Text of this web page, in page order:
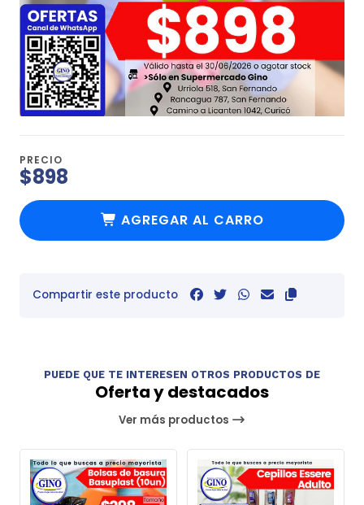
PRECIO
$898
AGREGAR AL CARRO
Compartir este producto
PUEDE QUE TE INTERESEN OTROS PRODUCTOS DE
Oferta y destacados
Ver más productos